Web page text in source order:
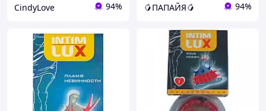
CindyLove 94% 🥭ПАПАЙЯ🥭 94%